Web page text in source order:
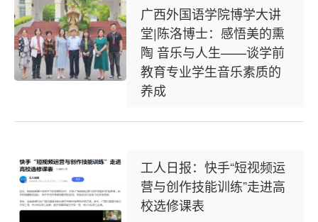
广西外国语学院博学大讲
堂|陈洛博士：感悟美的熏
陶 音乐与人生——谈学前
教育专业学生音乐素质的
养成
工人日报：快手“短视频运
营与创作技能训练”走进高
校选修课表